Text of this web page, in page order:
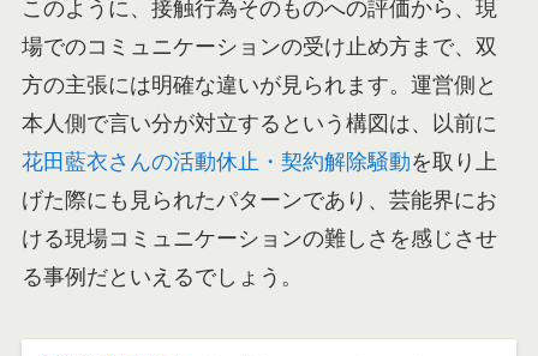
このように、接触行為そのものへの評価から、現
場でのコミュニケーションの受け止め方まで、双
方の主張には明確な違いが見られます。運営側と
本人側で言い分が対立するという構図は、以前に
花田藍衣さんの活動休止・契約解除騒動を取り上
げた際にも見られたパターンであり、芸能界にお
ける現場コミュニケーションの難しさを感じさせ
る事例だといえるでしょう。